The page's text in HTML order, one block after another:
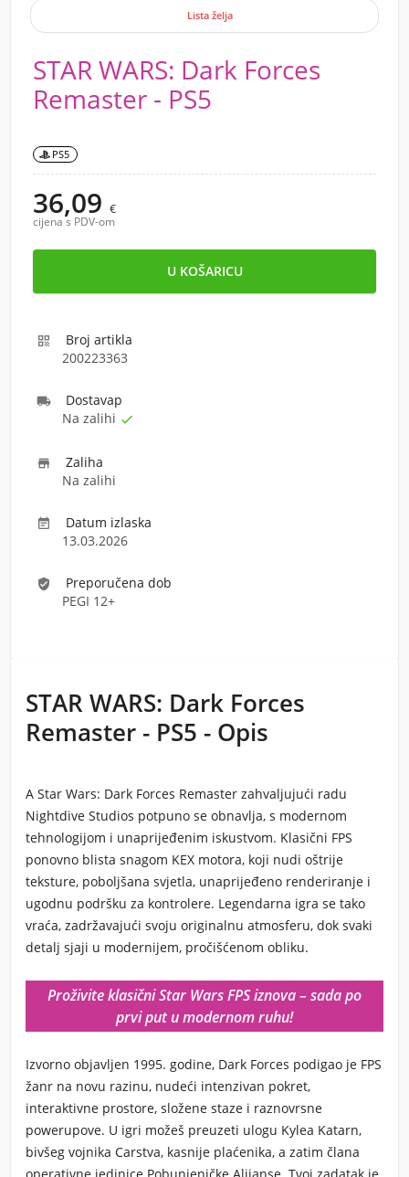
Lista želja
STAR WARS: Dark Forces
Remaster - PS5
PS5
36,09 €
cijena s PDV-om

Broj artikla
200223363
 Dostavap
Na zalihi 

Zaliha
Na zalihi

Datum izlaska
13.03.2026
verified_user
Preporučena dob
PEGI 12+
STAR WARS: Dark Forces
Remaster - PS5 - Opis
A Star Wars: Dark Forces Remaster zahvaljujući radu
Nightdive Studios potpuno se obnavlja, s modernom
tehnologijom i unaprijeđenim iskustvom. Klasični FPS
ponovno blista snagom KEX motora, koji nudi oštrije
teksture, poboljšana svjetla, unaprijeđeno renderiranje i
ugodnu podršku za kontrolere. Legendarna igra se tako
vraća, zadržavajući svoju originalnu atmosferu, dok svaki
detalj sjaji u modernijem, pročišćenom obliku.
Proživite klasični Star Wars FPS iznova – sada po
prvi put u modernom ruhu!
Izvorno objavljen 1995. godine, Dark Forces podigao je FPS
žanr na novu razinu, nudeći intenzivan pokret,
interaktivne prostore, složene staze i raznovrsne
powerupove. U igri možeš preuzeti ulogu Kylea Katarn,
bivšeg vojnika Carstva, kasnije plaćenika, a zatim člana